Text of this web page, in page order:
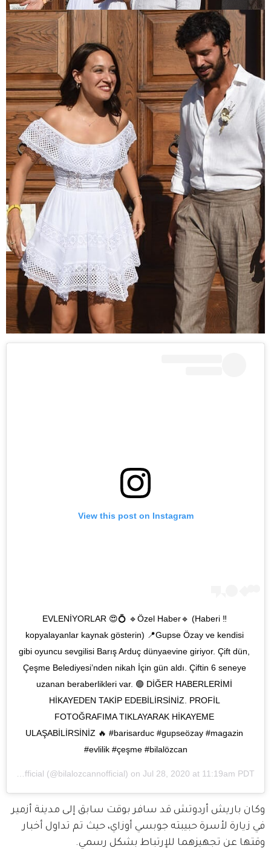
View this post on Instagram
‼️EVLENİYORLAR 😍💍 🔹Özel Haber🔹️ (Haberi
kopyalayanlar kaynak gösterin) 📍Gupse Özay ve kendisi
gibi oyuncu sevgilisi Barış Arduç dünyaevine giriyor. Çift dün,
Çeşme Belediyesi’nden nikah İçin gün aldı. Çiftin 6 seneye
uzanan beraberlikleri var. 🟢 DİĞER HABERLERİMİ
HİKAYEDEN TAKİP EDEBİLİRSİNİZ. PROFİL
FOTOĞRAFIMA TIKLAYARAK HİKAYEME
ULAŞABİLİRSİNİZ 🔥 #barisarduc #gupseözay #magazin
#evlilik #çeşme #bilalözcan
Bilal Özcan Official (@bilalozcannofficial) on Jul 28, 2020 at 11:19am PDT
وكان باريش أردوتش قد سافر بوقت سابق إلى مدينة أزمير
في زيارة لأسرة حبيبته جوبسي أوزاي، حيث تم تداول أخبار
وقتها عن تجهيزهما للإرتباط بشكل رسمي.